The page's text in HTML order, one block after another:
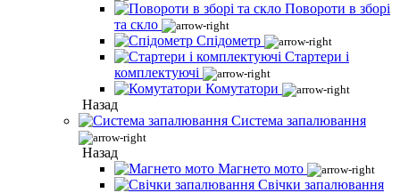
Повороти в зборі
та скло
Спідометр
Стартери і
комплектуючі
Комутатори
Назад
Система запалювання
Назад
Магнето мото
Свічки запалювання